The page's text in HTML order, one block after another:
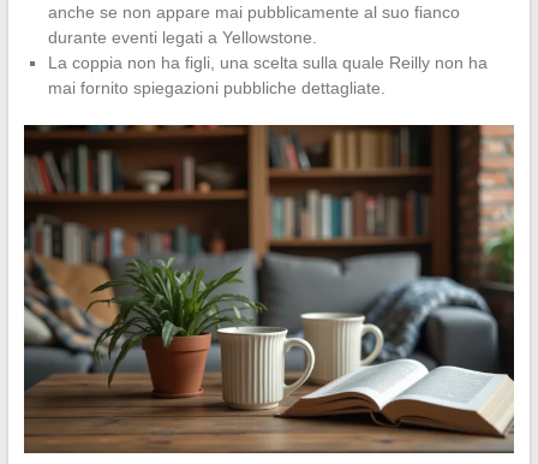
anche se non appare mai pubblicamente al suo fianco
durante eventi legati a Yellowstone.
La coppia non ha figli, una scelta sulla quale Reilly non ha
mai fornito spiegazioni pubbliche dettagliate.